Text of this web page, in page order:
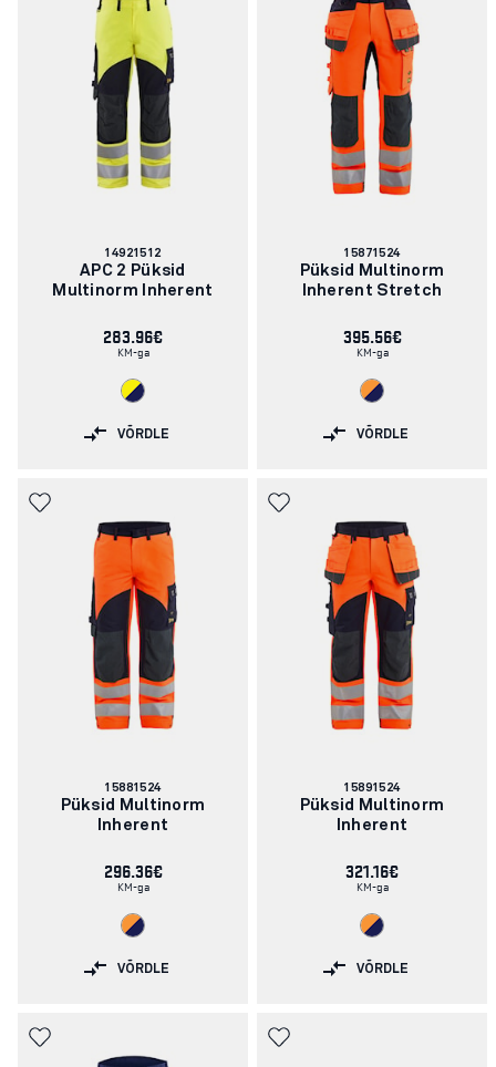
Artikli
number:
14921512
APC 2 Püksid
Multinorm Inherent
283.96€
KM-ga
VÕRDLE
Artikli
number:
15871524
Püksid Multinorm
Inherent Stretch
395.56€
KM-ga
VÕRDLE
Artikli
number:
15881524
Püksid Multinorm
Inherent
296.36€
KM-ga
VÕRDLE
Artikli
number:
15891524
Püksid Multinorm
Inherent
321.16€
KM-ga
VÕRDLE